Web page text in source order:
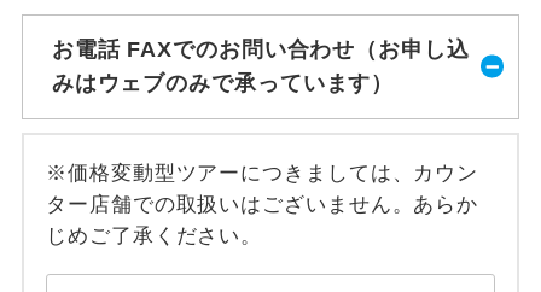
お電話 FAXでのお問い合わせ（お申し込
みはウェブのみで承っています）
※価格変動型ツアーにつきましては、カウン
ター店舗での取扱いはございません。あらか
じめご了承ください。